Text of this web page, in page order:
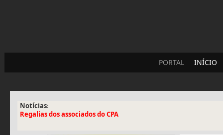
PORTAL INÍCIO
Notícias:
Regalias dos associados do CPA